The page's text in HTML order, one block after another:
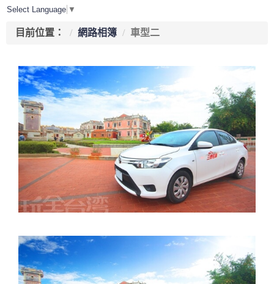
Select Language ▼
目前位置： 網路相簿 車型二